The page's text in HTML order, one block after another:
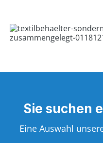
Sie suchen
Eine Auswahl